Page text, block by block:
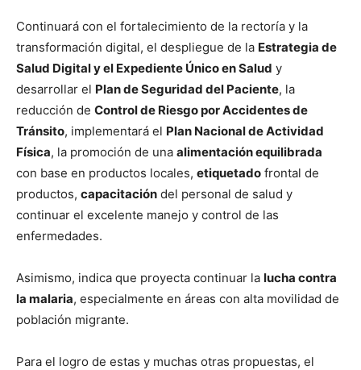
Continuará con el fortalecimiento de la rectoría y la
transformación digital, el despliegue de la Estrategia de
Salud Digital y el Expediente Único en Salud y
desarrollar el Plan de Seguridad del Paciente, la
reducción de Control de Riesgo por Accidentes de
Tránsito, implementará el Plan Nacional de Actividad
Física, la promoción de una alimentación equilibrada
con base en productos locales, etiquetado frontal de
productos, capacitación del personal de salud y
continuar el excelente manejo y control de las
enfermedades.
Asimismo, indica que proyecta continuar la lucha contra
la malaria, especialmente en áreas con alta movilidad de
población migrante.
Para el logro de estas y muchas otras propuestas, el